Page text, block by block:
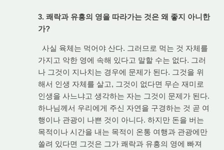
3. 쾌락과 유흥의 영을 따라가는 것은 왜 좋지 아니한
가?
사실 육체는 먹어야 산다. 그러므로 먹는 것 자체를
가지고 악한 영에 속해 있다고 말할 수는 없다. 그러
나 그것이 지나치는 경우에 문제가 된다. 그것을 위
해서 인생 자체를 살고, 그것이 없다면 무슨 재미로
인생을 사느냐고 생각하는 자는 그것이 문제가 된다.
하나님께서 우리에게 주신 자연을 구경하는 것 곧 여
행이나 관광이 나쁜 것이 아니다. 하지만 돈을 버는
목적이나 시간을 내는 목적이 온통 여행과 관광에만
쏠려 있다면 그것은 그가 쾌락과 유흥의 영에 빠져